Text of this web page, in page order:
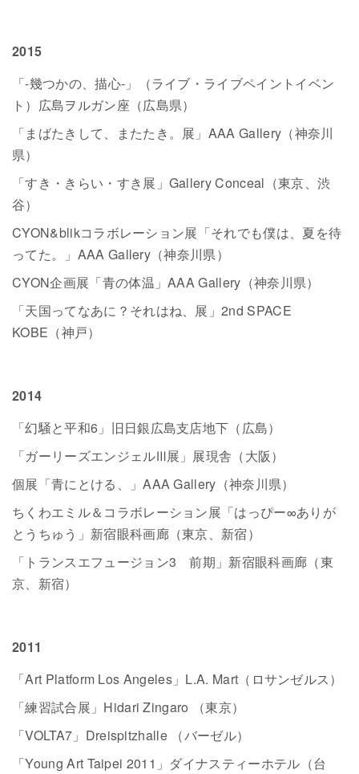
2015
「-幾つかの、描心-」（ライブ・ライブペイントイベン
ト）広島ヲルガン座（広島県）
「まばたきして、またたき。展」AAA Gallery（神奈川
県）
「すき・きらい・すき展」Gallery Conceal（東京、渋
谷）
CYON&blikコラボレーション展「それでも僕は、夏を待
ってた。」AAA Gallery（神奈川県）
CYON企画展「青の体温」AAA Gallery（神奈川県）
「天国ってなあに？それはね、展」2nd SPACE
KOBE（神戸）
2014
「幻騒と平和6」旧日銀広島支店地下（広島）
「ガーリーズエンジェルⅢ展」展現舎（大阪）
個展「青にとける、」AAA Gallery（神奈川県）
ちくわエミル＆コラボレーション展「はっぴー∞ありが
とうちゅう」新宿眼科画廊（東京、新宿）
「トランスエフュージョン3 前期」新宿眼科画廊（東
京、新宿）
2011
「Art Platform Los Angeles」L.A. Mart（ロサンゼルス）
「練習試合展」Hidari Zingaro （東京）
「VOLTA7」Dreispitzhalle （バーゼル）
「Young Art Taipei 2011」ダイナスティーホテル（台